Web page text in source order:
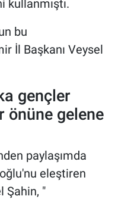
kullanmıştı.
bu
İl Başkanı Veysel
gençler
önüne gelene
paylaşımda
eleştiren
Şahin, "